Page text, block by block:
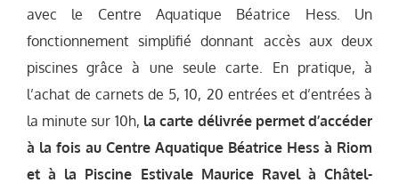
avec le Centre Aquatique Béatrice Hess. Un
fonctionnement simplifié donnant accès aux deux
piscines grâce à une seule carte. En pratique, à
l’achat de carnets de 5, 10, 20 entrées et d’entrées à
la minute sur 10h, la carte délivrée permet d’accéder
à la fois au Centre Aquatique Béatrice Hess à Riom
et à la Piscine Estivale Maurice Ravel à Châtel-